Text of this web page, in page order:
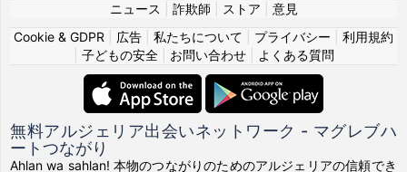
ニュース 詐欺師 ストア
意見
Cookie & GDPR
広告 私たちについて プライバシー
利用規約
子どもの安全| お問い合わせ| よくある質問
無料アルジェリア出会いネットワーク - マグレブハ
ートつながり
Ahlan wa sahlan! 本物のつながりのためのアルジェリアの信頼でき